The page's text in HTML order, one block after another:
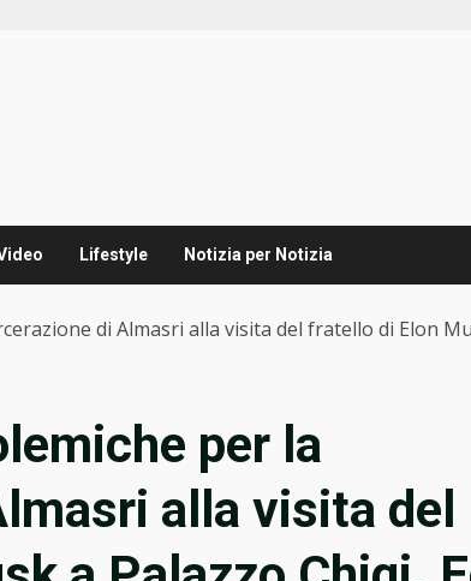
Lifestyle Notizia per Notizia
di Almasri alla visita del fratello di Elon
per la
alla visita del